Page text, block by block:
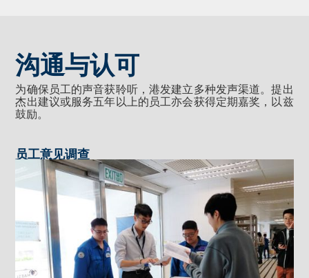
沟通与认可
为确保员工的声音获聆听，港发建立多种发声渠道。提出
杰出建议或服务五年以上的员工亦会获得定期嘉奖，以兹
鼓励。
员工意见调查